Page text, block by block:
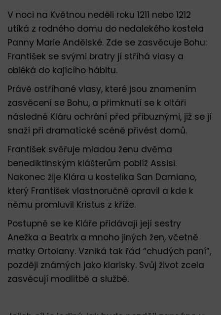
V noci na Květnou neděli roku 1211 nebo 1212
utíká z rodného domu do nedalekého kostela
Panny Marie Andělské. Zde se zasvěcuje Bohu:
František se svými bratry jí stříhá vlasy a
obléká do kajícího hábitu.
Právě ostříhané vlasy, které jsou znamením
zasvěcení se Bohu, a přimknutí se k oltáři
následně Kláru ochrání před příbuznými, již se jí
snaží při dramatické scéně přivést domů.
František svěřuje mladou ženu dvěma
benediktinským klášterům poblíž Assisi.
Nakonec žije Klára u kostelíka San Damiano,
který František vlastnoručně opravil a kde k
němu promluvil Kristus z kříže.
Postupně se ke Kláře přidávají její sestry
Anežka a Beatrix a mnoho jiných žen, včetně
matky Ortolany. Vzniká tak řád “chudých paní”,
později známých jako klarisky. Svůj život zcela
zasvěcují modlitbě a službě.